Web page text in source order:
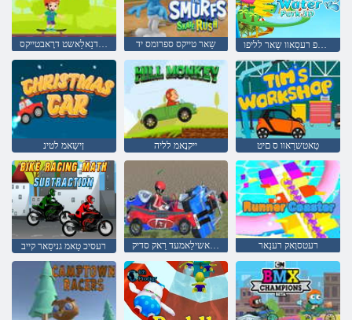
שַאר טייקס ספרומס יד ד 3 קרַאּפ רעסַאוו שַאר לליפו
ןישַאמ לטינ ייקנָאמ לליה טַאטשרַאוו ס םיט
רעסיכ טַאמ גניסַאר קייב ןוטרַאק ןַאשילַאמעד רַאק סדיק רעטסוָאק רענַאר